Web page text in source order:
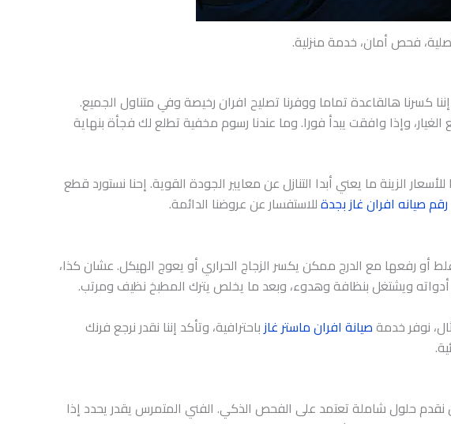
فحص أمان، خدمة منزلية.
كسرنا هالقاعدة تماما ووفرنا تصليح افران رخيصة وفي متناول الجميع.
وإذا وافقت يبدأ فورا. وما عندنا رسوم مخفية تطلع لك فجأة بنهاية
الزينة ما يعني أبدا التنازل عن معايير الجودة القوية. إحنا نستورد قطع
رقم صيانه افران غاز بجدةللاستفسار عن عروضنا الدائمة.
أو رفعها مع الدرج ممكن يكسر الزجاج الحراري أو يعوج الهيكل. عشان كذا،
أدواته ويشتغل بنظافة وهدوء، وبعد ما يخلص يترك المطبخ نظيف ومرتب.
نوفر خدمةصيانة افران ماستر غاز باحترافية، وتأكد إننا نقدر نرجع فرنك
نقدم حلول شاملة تعتمد على الفحص الذكي. الفني المتمرس يقدر يحدد إذا